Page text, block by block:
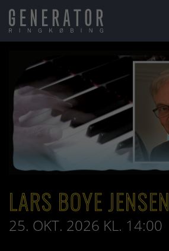
LARS BOYE JENSEN
25. OKT. 2026 KL. 14:00